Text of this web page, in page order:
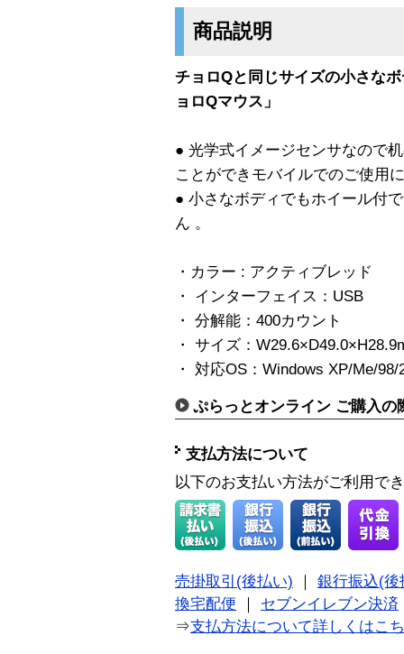
商品説明
チョロQと同じサイズの小さな
ョロQマウス」
● 光学式イメージセンサなので
ことができモバイルでのご使用
● 小さなボディでもホイール付
ん 。
・カラー : アクティブレッド
・ インターフェイス：USB
・ 分解能：400カウント
・ サイズ：
・ 対応OS：Windows XP/Me/98/
ぷらっとオンライン ご購入の
支払方法について
以下のお支払い方法がご利用で
売掛取引(後払い)
銀行振込(後
換宅配便
セブンイレブン決済
⇒支払方法について詳しくはこ